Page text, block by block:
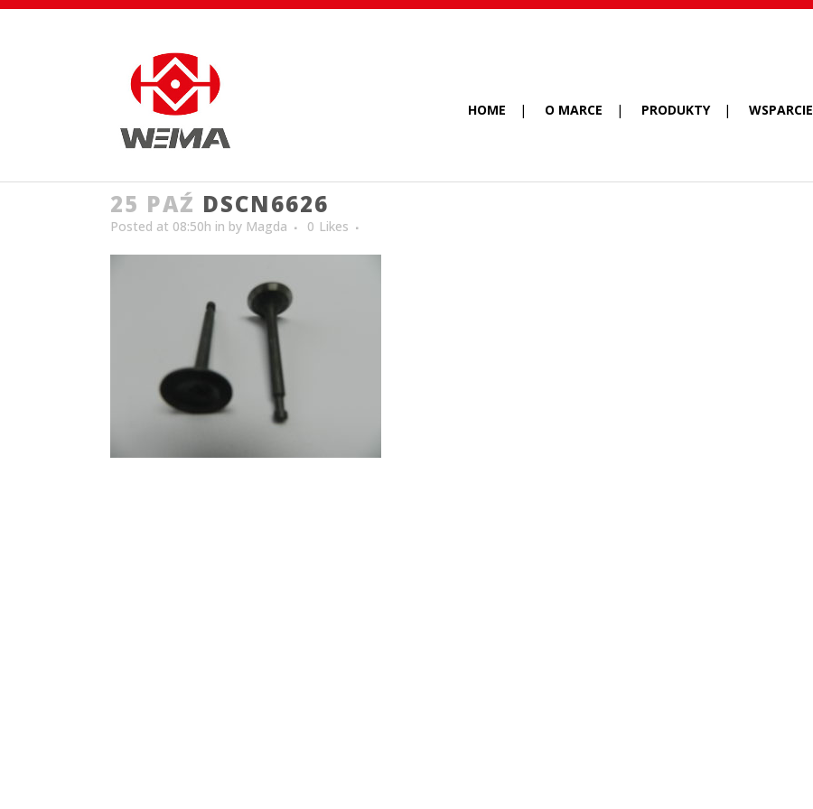
HOME O MARCE PRODUKTY WSPARCIE
25 PAŹ DSCN6626
Posted at 08:50h in by Magda 0 Likes